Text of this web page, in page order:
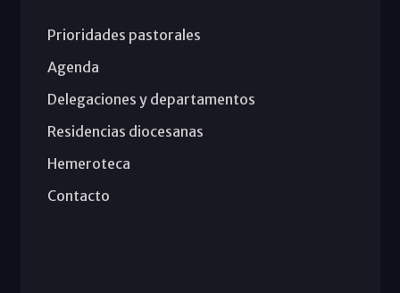
Prioridades pastorales
Agenda
Delegaciones y departamentos
Residencias diocesanas
Hemeroteca
Contacto